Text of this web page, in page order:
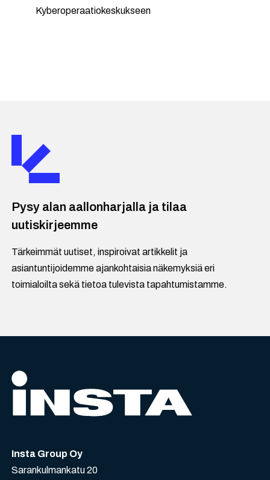
Kyberoperaatiokeskukseen
Pysy alan aallonharjalla ja tilaa
uutiskirjeemme
Tärkeimmät uutiset, inspiroivat artikkelit ja
asiantuntijoidemme ajankohtaisia näkemyksiä eri
toimialoilta sekä tietoa tulevista tapahtumistamme.
Insta Group Oy
Sarankulmankatu 20